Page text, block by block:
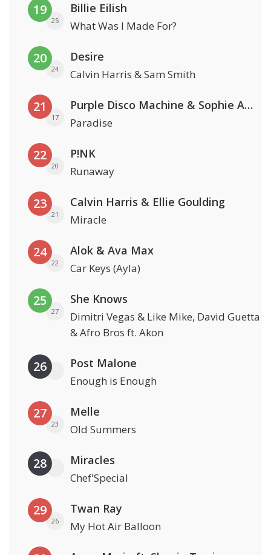
19
25
Billie Eilish
What Was I Made For?
20
24
Desire
Calvin Harris & Sam Smith
21
17
Purple Disco Machine & Sophie And The Giants
Paradise
22
20
P!NK
Runaway
23
21
Calvin Harris & Ellie Goulding
Miracle
24
22
Alok & Ava Max
Car Keys (Ayla)
25
27
She Knows
Dimitri Vegas & Like Mike, David Guetta
& Afro Bros ft. Akon
26 Post Malone
Enough is Enough
27
23
Melle
Old Summers
28 Miracles
Chef'Special
29
26
Twan Ray
My Hot Air Balloon